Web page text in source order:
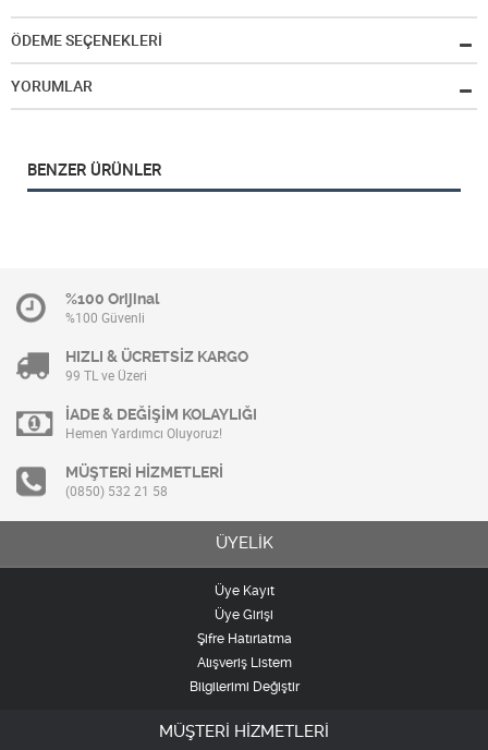
ÖDEME SEÇENEKLERİ
YORUMLAR
BENZER ÜRÜNLER
%100 Orijinal
%100 Güvenli
HIZLI & ÜCRETSİZ KARGO
99 TL ve Üzeri
İADE & DEĞİŞİM KOLAYLIĞI
Hemen Yardımcı Oluyoruz!
MÜŞTERİ HİZMETLERİ
(0850) 532 21 58
ÜYELİK
Üye Kayıt
Üye Girişi
Şifre Hatırlatma
Alışveriş Listem
Bilgilerimi Değiştir
MÜŞTERİ HİZMETLERİ